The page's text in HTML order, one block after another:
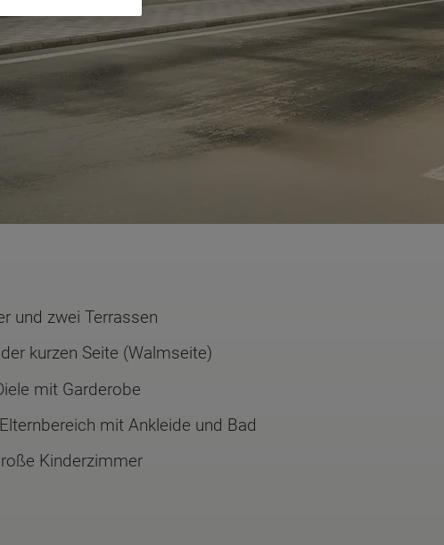
und zwei Terrassen
kurzen Seite (Walmseite)
mit Garderobe
mit Ankleide und Bad
Kinderzimmer